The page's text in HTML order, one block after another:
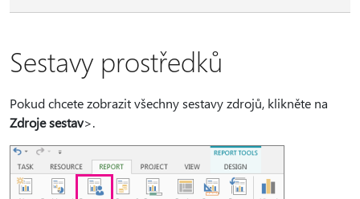
Sestavy prostředků
Pokud chcete zobrazit všechny sestavy zdrojů, klikněte na
Zdroje sestav>.